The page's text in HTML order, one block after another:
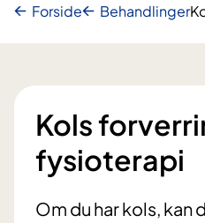
Forside Behandlinger
Kols
fysioterapi
Om du har kols, kan